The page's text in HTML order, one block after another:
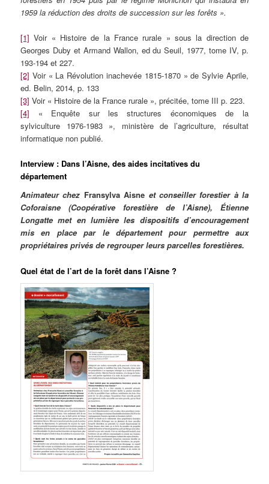
1959 la réduction des droits de succession sur les forêts ».
[1] Voir « Histoire de la France rurale » sous la direction de
Georges Duby et Armand Wallon, ed du Seuil, 1977, tome IV, p.
193-194 et 227.
[2] Voir « La Révolution inachevée 1815-1870 » de Sylvie Aprile,
ed. Belin, 2014, p. 133
[3] Voir « Histoire de la France rurale », précitée, tome III p. 223.
[4] « Enquête sur les structures économiques de la
sylviculture 1976-1983 », ministère de l’agriculture, résultat
informatique non publié.
Interview : Dans l’Aisne, des aides incitatives du
département
Animateur chez Fransylva Aisne et conseiller forestier à la
Coforaisne (Coopérative forestière de l’Aisne), Étienne
Longatte met en lumière les dispositifs d’encouragement
mis en place par le département pour permettre aux
propriétaires privés de regrouper leurs parcelles forestières.
Quel état de l’art de la forêt dans l’Aisne ?